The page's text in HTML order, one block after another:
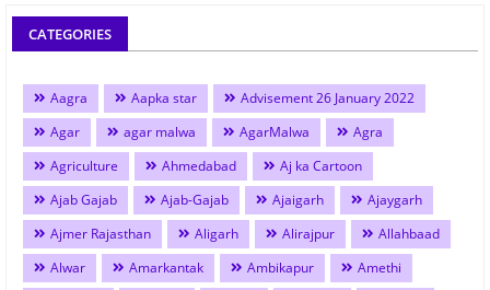
CATEGORIES
Aagra Aapka star
Advisement 26 January 2022
Agar
agar malwa AgarMalwa
Agra
Agriculture
Ahmedabad
Aj ka Cartoon
Ajab Gajab
Ajab-Gajab Ajaigarh
Ajaygarh
Ajmer Rajasthan
Aligarh Alirajpur
Allahbaad
Alwar
Amarkantak Ambikapur
Amethi